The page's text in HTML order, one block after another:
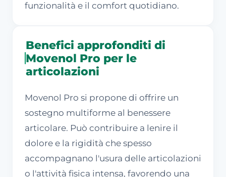
funzionalità e il comfort quotidiano.
Benefici approfonditi di
Movenol Pro per le
articolazioni
Movenol Pro si propone di offrire un
sostegno multiforme al benessere
articolare. Può contribuire a lenire il
dolore e la rigidità che spesso
accompagnano l'usura delle articolazioni
o l'attività fisica intensa, favorendo una